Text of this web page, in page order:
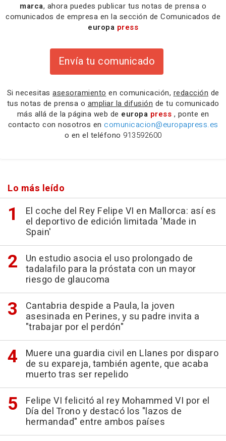
marca, ahora puedes publicar tus notas de prensa o
comunicados de empresa en la sección de Comunicados de
europa press
Envía tu comunicado
Si necesitas asesoramiento en comunicación, redacción de
tus notas de prensa o ampliar la difusión de tu comunicado
más allá de la página web de europa press , ponte en
contacto con nosotros en comunicacion@europapress.es
o en el teléfono 913592600
Lo más leído
El coche del Rey Felipe VI en Mallorca: así es
el deportivo de edición limitada 'Made in
Spain'
Un estudio asocia el uso prolongado de
tadalafilo para la próstata con un mayor
riesgo de glaucoma
Cantabria despide a Paula, la joven
asesinada en Perines, y su padre invita a
"trabajar por el perdón"
Muere una guardia civil en Llanes por disparo
de su expareja, también agente, que acaba
muerto tras ser repelido
Felipe VI felicitó al rey Mohammed VI por el
Día del Trono y destacó los "lazos de
hermandad" entre ambos países